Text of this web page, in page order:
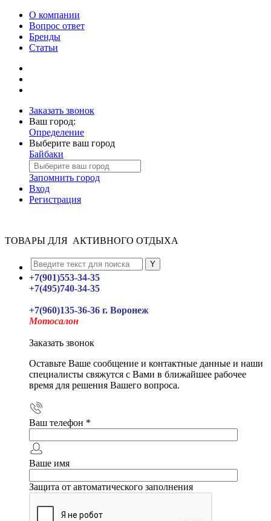
О компании
Вопрос ответ
Бренды
Статьи
Заказать звонок
Ваш город:
Определение
Выберите ваш город
Байбаки
Запомнить город
Вход
Регистрация
ТОВАРЫ ДЛЯ АКТИВНОГО ОТДЫХА
+7(901)553-34-35
+7(495)740-34-35
+7(960)135-36-36 г. Воронеж
Мотосалон
Заказать звонок
Оставьте Ваше сообщение и контактные данные и наши
специалисты свяжутся с Вами в ближайшее рабочее
время для решения Вашего вопроса.
Ваш телефон *
Ваше имя
Защита от автоматического заполнения